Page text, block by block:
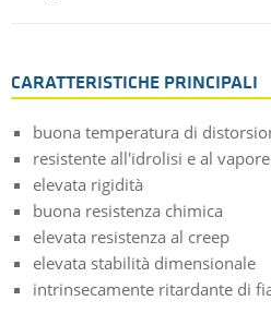
CARATTERISTICHE PRINCIPALI
buona temperatura di
resistente all'idrolisi e al
elevata rigidità
buona resistenza chimica
elevata resistenza al creep
elevata stabilità dimensionale
intrinsecamente ritardante di